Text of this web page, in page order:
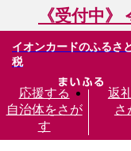
《受付中
イオンカードのふるさ
税
応援する
自治体をさが
す
返
さ